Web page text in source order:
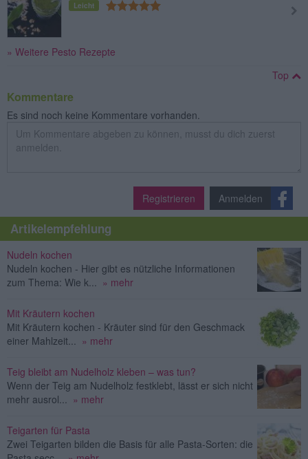
Leicht
» Weitere Pesto Rezepte
Top
Kommentare
Es sind noch keine Kommentare vorhanden.
Registrieren Anmelden
Artikelempfehlung
Nudeln kochen
Nudeln kochen - Hier gibt es nützliche Informationen
zum Thema: Wie k... » mehr
Mit Kräutern kochen
Mit Kräutern kochen - Kräuter sind für den Geschmack
einer Mahlzeit... » mehr
Teig bleibt am Nudelholz kleben – was tun?
Wenn der Teig am Nudelholz festklebt, lässt er sich nicht
mehr ausrol... » mehr
Teigarten für Pasta
Zwei Teigarten bilden die Basis für alle Pasta-Sorten: die